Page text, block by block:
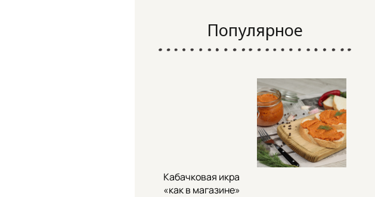
Популярное
Кабачковая икра
«как в магазине»